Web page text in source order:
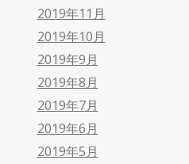
2019年11月
2019年10月
2019年9月
2019年8月
2019年7月
2019年6月
2019年5月